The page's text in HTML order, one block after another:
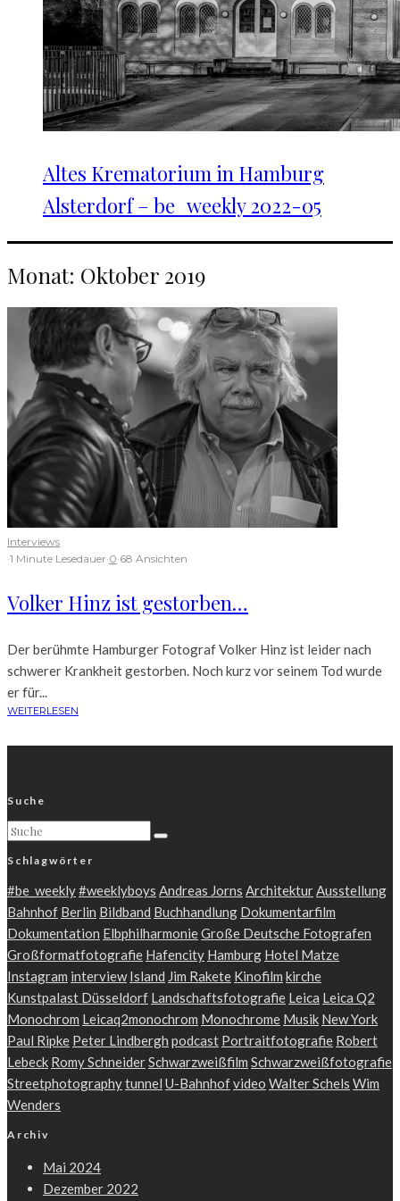
Altes Krematorium in Hamburg
Alsterdorf – be_weekly 2022-05
Monat: Oktober 2019
Interviews
·1 Minute Lesedauer·0·68 Ansichten
Volker Hinz ist gestorben…
Der berühmte Hamburger Fotograf Volker Hinz ist leider nach
schwerer Krankheit gestorben. Noch kurz vor seinem Tod wurde
er für...
WEITERLESEN
Suche
Schlagwörter
#be_weekly#weeklyboys Andreas Jorns ArchitekturAusstellung
Bahnhof Berlin Bildband Buchhandlung Dokumentarfilm
Dokumentation ElbphilharmonieGroße Deutsche Fotografen
Großformatfotografie Hafencity Hamburg Hotel Matze
Instagram interview Island Jim Rakete Kinofilm kirche
Kunstpalast Düsseldorf Landschaftsfotografie Leica Leica Q2
Monochrom Leicaq2monochrom Monochrome Musik New York
Paul Ripke Peter Lindbergh podcast Portraitfotografie Robert
Lebeck Romy SchneiderSchwarzweißfilm Schwarzweißfotografie
Streetphotographytunnel U-Bahnhofvideo Walter Schels Wim
Wenders
Archiv
Mai 2024
Dezember 2022